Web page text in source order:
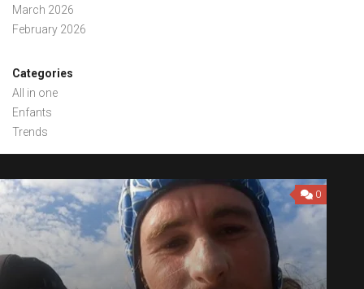
March 2026
February 2026
Categories
All in one
Enfants
Trends
0